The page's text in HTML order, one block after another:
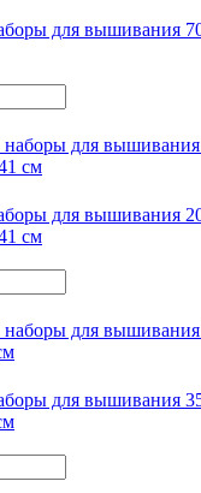
для вышивания
для вышивания
см
для вышивания